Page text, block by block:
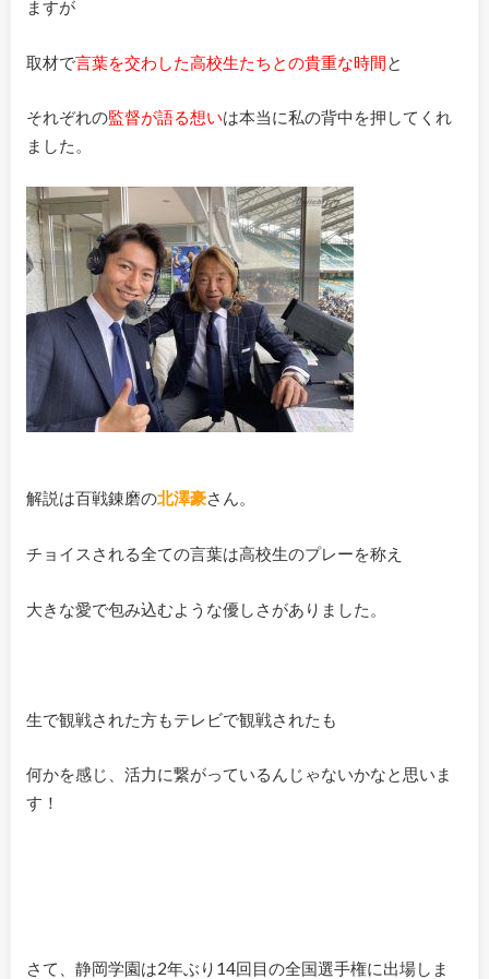
ますが
取材で言葉を交わした高校生たちとの貴重な時間と
それぞれの監督が語る想いは本当に私の背中を押してくれ
ました。
解説は百戦錬磨の北澤豪さん。
チョイスされる全ての言葉は高校生のプレーを称え
大きな愛で包み込むような優しさがありました。
生で観戦された方もテレビで観戦されたも
何かを感じ、活力に繋がっているんじゃないかなと思いま
す！
さて、静岡学園は2年ぶり14回目の全国選手権に出場しま